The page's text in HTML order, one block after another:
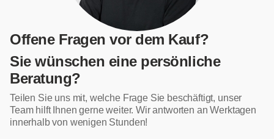
Offene Fragen vor dem Kauf?
Sie wünschen eine persönliche
Beratung?
Teilen Sie uns mit, welche Frage Sie beschäftigt, unser
Team hilft Ihnen gerne weiter. Wir antworten an Werktagen
innerhalb von wenigen Stunden!